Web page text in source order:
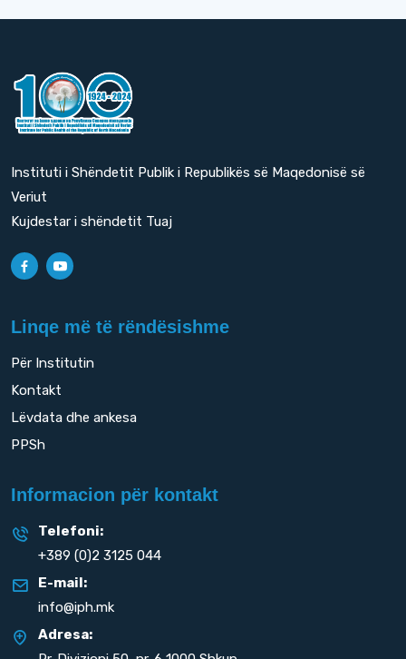
Instituti i Shëndetit Publik i Republikës së Maqedonisë së
Veriut
Kujdestar i shëndetit Tuaj
Linqe më të rëndësishme
Për Institutin
Kontakt
Lëvdata dhe ankesa
PPSh
Informacion për kontakt
Telefoni:
+389 (0)2 3125 044
E-mail:
info@iph.mk
Adresa: